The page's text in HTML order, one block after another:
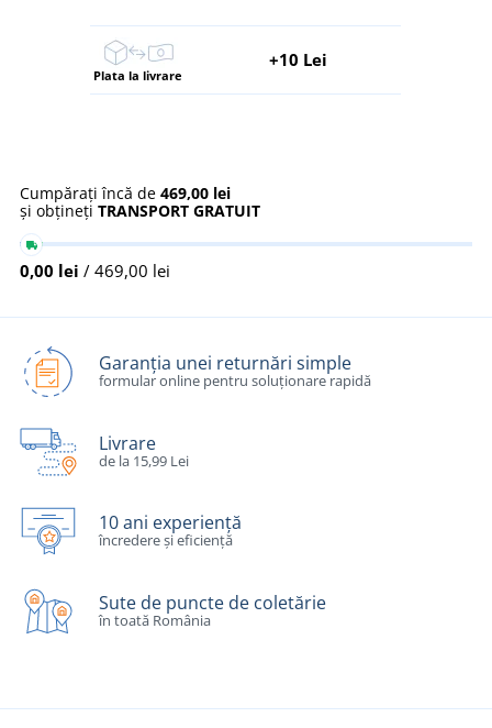
Plata la livrare
+10 Lei
Cumpărați încă de 469,00 lei
și obțineți TRANSPORT GRATUIT
0,00 lei / 469,00 lei
Garanția unei returnări simple
formular online pentru soluționare rapidă
Livrare
de la 15,99 Lei
10 ani experiență
încredere și eficiență
Sute de puncte de coletărie
în toată România